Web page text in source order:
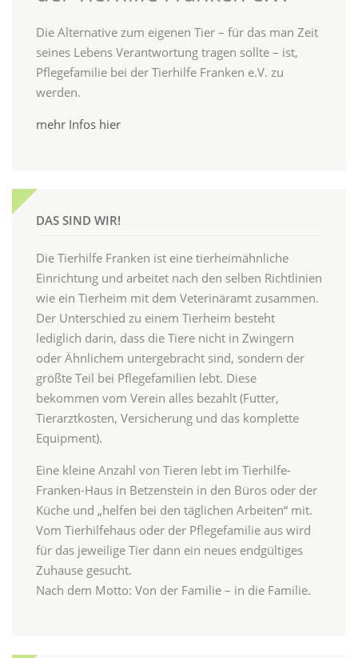
Die Alternative zum eigenen Tier – für das man Zeit
seines Lebens Verantwortung tragen sollte – ist,
Pflegefamilie bei der Tierhilfe Franken e.V. zu
werden.
mehr Infos hier
DAS SIND WIR!
Die Tierhilfe Franken ist eine tierheimähnliche
Einrichtung und arbeitet nach den selben Richtlinien
wie ein Tierheim mit dem Veterinäramt zusammen.
Der Unterschied zu einem Tierheim besteht
lediglich darin, dass die Tiere nicht in Zwingern
oder Ähnlichem untergebracht sind, sondern der
größte Teil bei Pflegefamilien lebt. Diese
bekommen vom Verein alles bezahlt (Futter,
Tierarztkosten, Versicherung und das komplette
Equipment).
Eine kleine Anzahl von Tieren lebt im Tierhilfe-
Franken-Haus in Betzenstein in den Büros oder der
Küche und „helfen bei den täglichen Arbeiten“ mit.
Vom Tierhilfehaus oder der Pflegefamilie aus wird
für das jeweilige Tier dann ein neues endgültiges
Zuhause gesucht.
Nach dem Motto: Von der Familie – in die Familie.